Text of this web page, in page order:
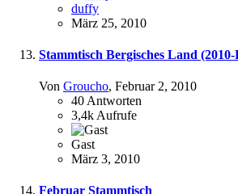
duffy
März 25, 2010
Stammtisch Bergisches Land
Von Groucho, Februar 2, 2010
40 Antworten
3,4k Aufrufe
Gast
März 3, 2010
Februar Stammtisch